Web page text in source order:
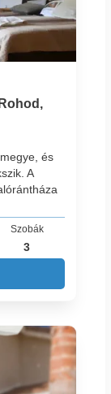
megye, és
A
Szobák
3